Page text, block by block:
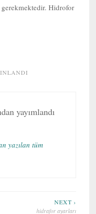
Hidrofor
yayımlandı
yazılan tüm
NEXT ›
hidrafor ayarları